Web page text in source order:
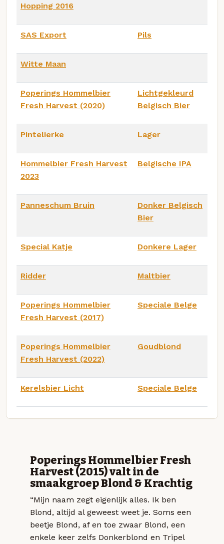
Hopping 2016
SAS Export Pils
Witte Maan
Poperings Hommelbier
Fresh Harvest (2020)
Lichtgekleurd
Belgisch Bier
Pintelierke Lager
Hommelbier Fresh Harvest
2023
Belgische IPA
Panneschum Bruin
Donker Belgisch
Bier
Special Katje Donkere Lager
Ridder Maltbier
Poperings Hommelbier
Fresh Harvest (2017)
Speciale Belge
Poperings Hommelbier
Fresh Harvest (2022)
Goudblond
Kerelsbier Licht Speciale Belge
Poperings Hommelbier Fresh
Harvest (2015) valt in de
smaakgroep Blond & Krachtig
“Mijn naam zegt eigenlijk alles. Ik ben
Blond, altijd al geweest weet je. Soms een
beetje Blond, af en toe zwaar Blond, een
enkele keer zelfs Donkerblond en Tripel